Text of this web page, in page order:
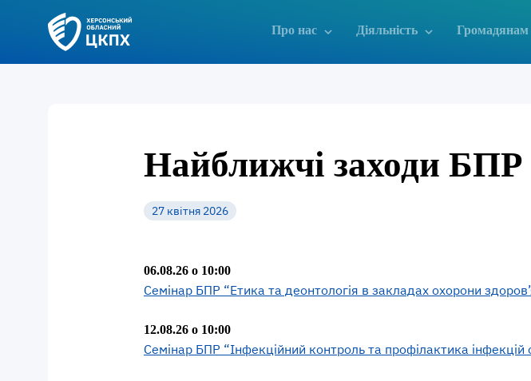
Про нас Діяльність Громадянам
Найближчі заходи БПР
27 квітня 2026
06.08.26 о 10:00
Семінар БПР “Етика та деонтологія в закладах охорони
12.08.26 о 10:00
Семінар БПР “Інфекційний контроль та профілактика інфекцій